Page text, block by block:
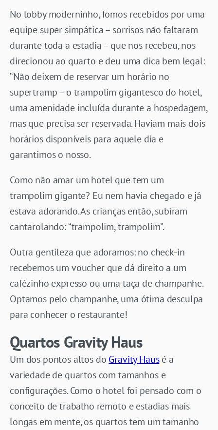
No lobby moderninho, fomos recebidos por uma
equipe super simpática – sorrisos não faltaram
durante toda a estadia – que nos recebeu, nos
direcionou ao quarto e deu uma dica bem legal:
“Não deixem de reservar um horário no
supertramp – o trampolim gigantesco do hotel,
uma amenidade incluída durante a hospedagem,
mas que precisa ser reservada. Haviam mais dois
horários disponíveis para aquele dia e
garantimos o nosso.
Como não amar um hotel que tem um
trampolim gigante? Eu nem havia chegado e já
estava adorando. As crianças então, subiram
cantarolando: “trampolim, trampolim”.
Outra gentileza que adoramos: no check-in
recebemos um voucher que dá direito a um
cafézinho expresso ou uma taça de champanhe.
Optamos pelo champanhe, uma ótima desculpa
para conhecer o restaurante!
Quartos Gravity Haus
Um dos pontos altos do Gravity Hausé a
variedade de quartos com tamanhos e
configurações. Como o hotel foi pensado com o
conceito de trabalho remoto e estadias mais
longas em mente, os quartos tem um tamanho